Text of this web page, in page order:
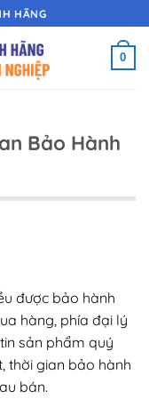
HÃNG
0
Bảo Hành
được bảo hành
hàng, phía đại lý
sản phẩm quý
thời gian bảo hành
bán.